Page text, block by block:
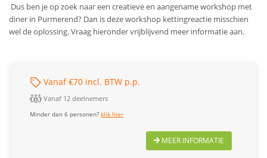
Dus ben je op zoek naar een creatieve en aangename workshop met
diner in Purmerend? Dan is deze workshop kettingreactie misschien
wel de oplossing. Vraag hieronder vrijblijvend meer informatie aan.
Vanaf €70 incl. BTW p.p.
Vanaf 12 deelnemers
Minder dan 6 personen?klik hier
MEER INFORMATIE